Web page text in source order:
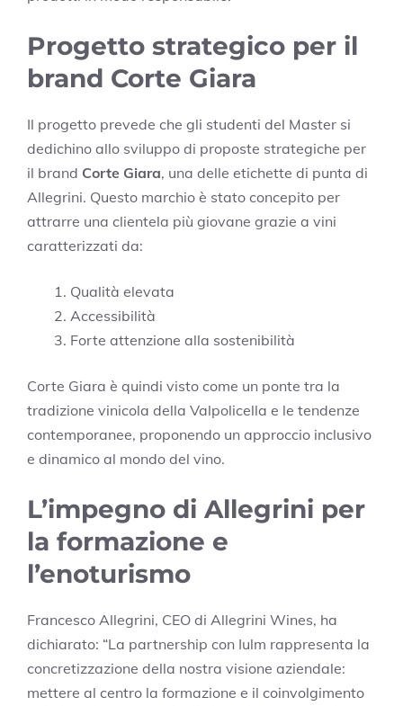
Progetto strategico per il
brand Corte Giara
Il progetto prevede che gli studenti del Master si
dedichino allo sviluppo di proposte strategiche per
il brand Corte Giara, una delle etichette di punta di
Allegrini. Questo marchio è stato concepito per
attrarre una clientela più giovane grazie a vini
caratterizzati da:
Qualità elevata
Accessibilità
Forte attenzione alla sostenibilità
Corte Giara è quindi visto come un ponte tra la
tradizione vinicola della Valpolicella e le tendenze
contemporanee, proponendo un approccio inclusivo
e dinamico al mondo del vino.
L’impegno di Allegrini per
la formazione e
l’enoturismo
Francesco Allegrini, CEO di Allegrini Wines, ha
dichiarato: “La partnership con Iulm rappresenta la
concretizzazione della nostra visione aziendale:
mettere al centro la formazione e il coinvolgimento